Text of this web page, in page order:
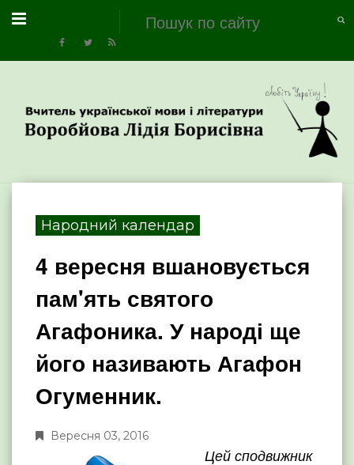
Народний календар
4 вересня вшановується
пам'ять святого
Агафоника. У народі ще
його називають Агафон
Огуменник.
Вересня 03, 2016
Цей сподвижник